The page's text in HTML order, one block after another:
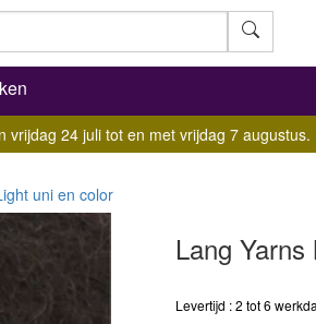
vrijdag 24 juli tot en met vrijdag 7 augustus.
uni en color
Lang
Levertijd : 2 tot 6